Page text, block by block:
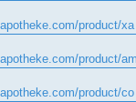
product/
product/
product/